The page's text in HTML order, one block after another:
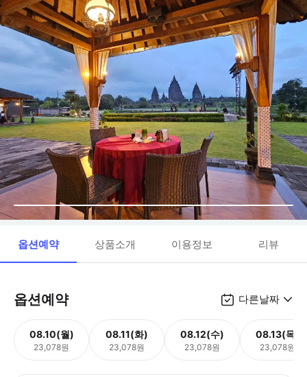
옵션예약 상품소개 이용정보 리뷰
옵션예약 다른날짜
08.10(월)
23,078원
08.11(화)
23,078원
08.12(수)
23,078원
08.13(목)
23,078원